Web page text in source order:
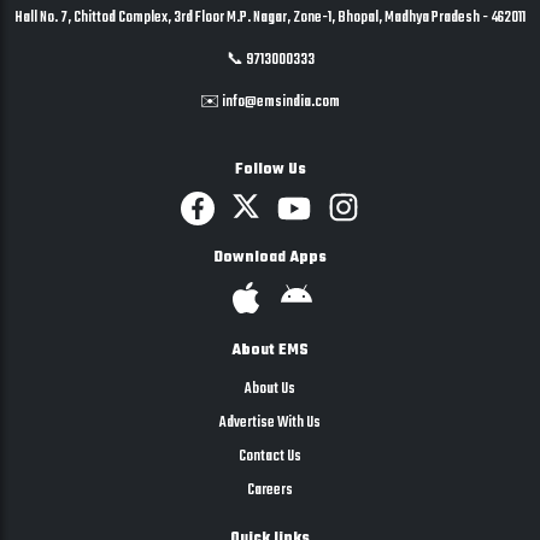
Hall No. 7, Chittod Complex, 3rd Floor M.P. Nagar, Zone-1, Bhopal, Madhya Pradesh - 462011
📞 9713000333
✉️ info@emsindia.com
Follow Us
Download Apps
About EMS
About Us
Advertise With Us
Contact Us
Careers